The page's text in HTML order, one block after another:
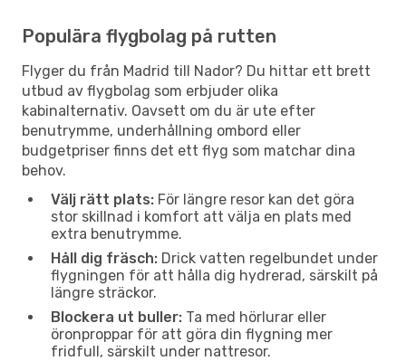
Populära flygbolag på rutten
Flyger du från Madrid till Nador? Du hittar ett brett
utbud av flygbolag som erbjuder olika
kabinalternativ. Oavsett om du är ute efter
benutrymme, underhållning ombord eller
budgetpriser finns det ett flyg som matchar dina
behov.
Välj rätt plats: För längre resor kan det göra
stor skillnad i komfort att välja en plats med
extra benutrymme.
Håll dig fräsch: Drick vatten regelbundet under
flygningen för att hålla dig hydrerad, särskilt på
längre sträckor.
Blockera ut buller: Ta med hörlurar eller
öronproppar för att göra din flygning mer
fridfull, särskilt under nattresor.